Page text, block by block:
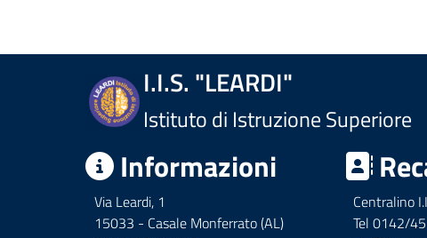
I.I.S. "LEARDI"
Istituto di Istruzione Superiore
Informazioni
Via Leardi, 1
15033 - Casale Monferrato (AL)
Centralino
Tel 0142/